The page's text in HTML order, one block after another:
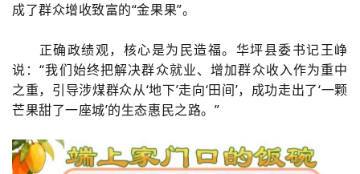
成了群众增收致富的“金果果”。
正确政绩观，核心是为民造福。华坪县委书记王峥
说：“我们始终把解决群众就业、增加群众收入作为重中
之重，引导涉煤群众从‘地下’走向‘田间’，成功走出了‘一颗
芒果甜了一座城’的生态惠民之路。”